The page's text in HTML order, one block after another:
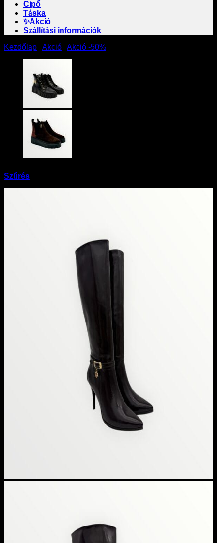
Cipő
Táska
✨Akció
Szállítási információk
Kezdőlap
Akció Akció -50%
Szűrés